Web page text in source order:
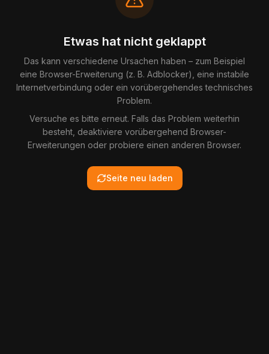
Etwas hat nicht geklappt
Das kann verschiedene Ursachen haben – zum Beispiel
eine Browser-Erweiterung (z. B. Adblocker), eine instabile
Internetverbindung oder ein vorübergehendes technisches
Problem.
Versuche es bitte erneut. Falls das Problem weiterhin
besteht, deaktiviere vorübergehend Browser-
Erweiterungen oder probiere einen anderen Browser.
Seite neu laden